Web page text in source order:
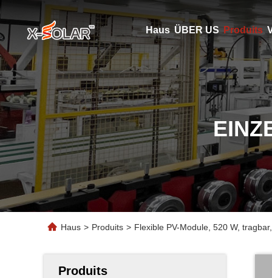
Haus ÜBER US Produits
Haus > Produits > Flexible PV-Module, 520 W,
Produits